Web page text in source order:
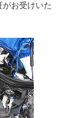
お受けいた